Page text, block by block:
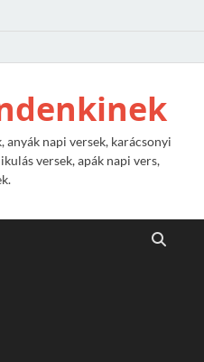
anyák napi versek, karácsonyi
versek, apák napi vers,